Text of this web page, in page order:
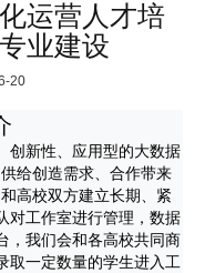
运营人才培
业建设
20
创新性、应用型的大数据
给创造需求、合作带来
高校双方建立长期、紧
对工作室进行管理，数据
，我们会和各高校共同商
取一定数量的学生进入工